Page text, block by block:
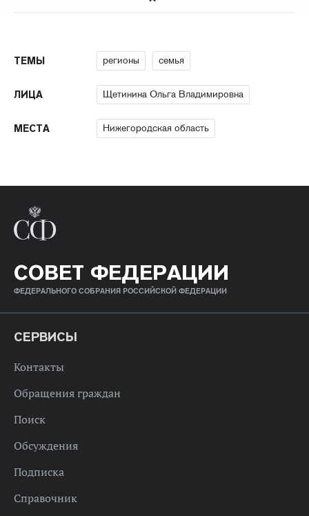
ТЕМЫ регионы семья
ЛИЦА Щетинина Ольга Владимировна
МЕСТА Нижегородская область
СОВЕТ ФЕДЕРАЦИИ
ФЕДЕРАЛЬНОГО СОБРАНИЯ РОССИЙСКОЙ ФЕДЕРАЦИИ
СЕРВИСЫ
Контакты
Обращения граждан
Поиск
Обсуждения
Подписка
Справочник